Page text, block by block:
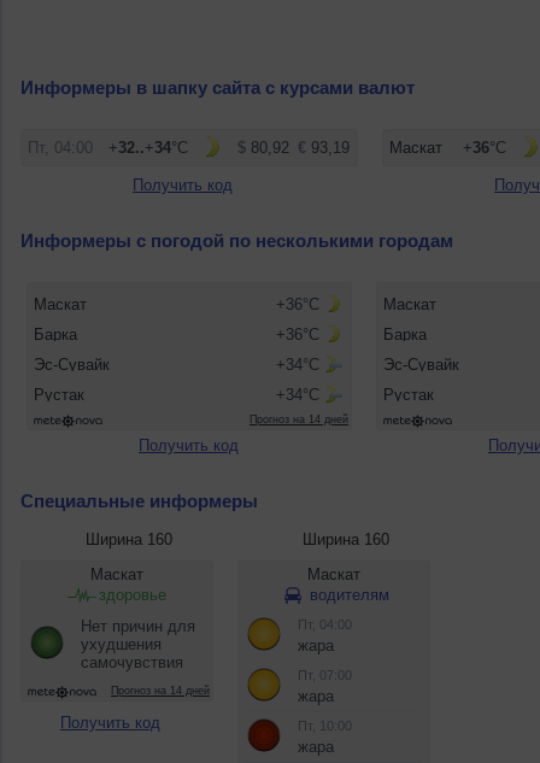
Информеры в шапку сайта с курсами валют
Получить код
Информеры с погодой по несколькими городам
Получить код
Специальные информеры
Ширина 160
Получить код
Ширина 160